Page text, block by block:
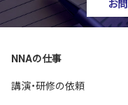
お
NNAの仕事
講演・研修の依頼